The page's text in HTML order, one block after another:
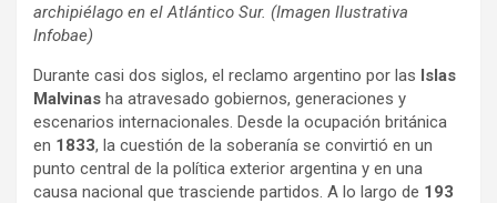
archipiélago en el Atlántico Sur. (Imagen Ilustrativa
Infobae)
Durante casi dos siglos, el reclamo argentino por las Islas
Malvinas ha atravesado gobiernos, generaciones y
escenarios internacionales. Desde la ocupación británica
en 1833, la cuestión de la soberanía se convirtió en un
punto central de la política exterior argentina y en una
causa nacional que trasciende partidos. A lo largo de 193